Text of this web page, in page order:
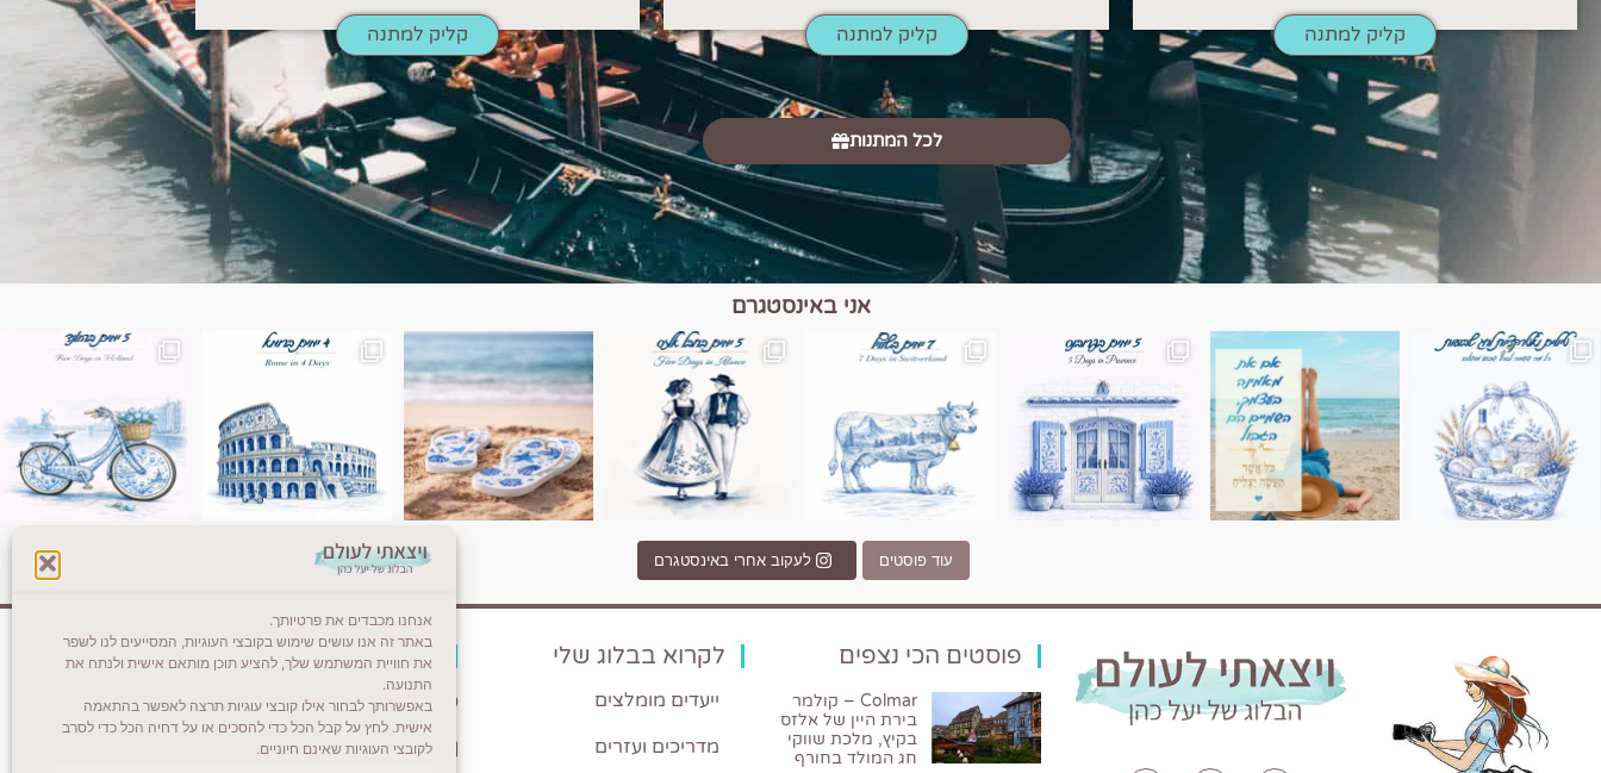
אנחנו מכבדים את פרטיותך.
באתר זה אנו עושים שימוש בקובצי העוגיות, המסייעים לנו לשפר
את חוויית המשתמש שלך, להציע תוכן מותאם אישית ולנתח את
התנועה.
באפשרותך לבחור אילו קובצי עוגיות תרצה לאפשר בהתאמה
אישית. לחץ על קבל הכל כדי להסכים או על דחיה הכל כדי לסרב
לקובצי העוגיות שאינם חיוניים.
קליק למתנה קליק למתנה קליק למתנה
לכל המתנות
אני באינסטגרם
השמים הם הגבול 💙🩵 טיול בין כפרים, יין ונופים בחבל אלזס צרפת
יש רגע כזה בחופשה שבו הכל נהיה פשוט יותר. החול, הי
יש ערים בעולם שמרגישות כמו מסע בזמן. רומא היא אחתInstagram post 18087423191462101
עוד פוסטים לעקוב אחרי באינסטגרם
פוסטים הכי נצפים
Colmar – קולמר
בירת היין של אלזס
בקיץ, מלכת שווקי
חג המולד בחורף
לקרוא בבלוג שלי
ייעדים מומלצים
מדריכים ועזרים
צרו קשר (לא בשבת)
לשליחת הודעת וואטסאפ
veyatsati.laolam@gmail.com